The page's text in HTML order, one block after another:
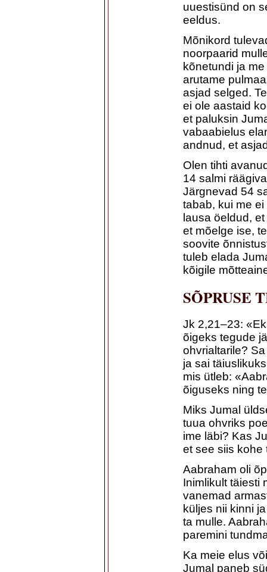
uuestisünd on
eeldus.
Mõnikord
noorpaarid
kõnetundi ja me
arutame
asjad selged.
ei ole aastaid
et paluksin
vabaabielus
andnud, et
Olen tihti
14 salmi
Järgnevad 54
tabab, kui me
lausa öeldud,
et mõelge ise,
soovite
tuleb elada
kõigile
SÕPRUSE
Jk 2,21–23:
õigeks tegude
ohvrialtarile?
ja sai
mis ütleb:
õiguseks ning
Miks Jumal
tuua ohvriks
ime läbi? Kas
et see siis kohe
Aabraham oli
Inimlikult täiesti
vanemad
küljes nii kinni
ta mulle.
paremini
Ka meie elus
Jumal paneb